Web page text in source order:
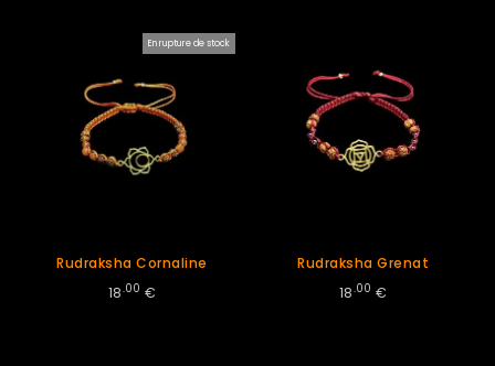
En rupture de stock
Rudraksha Cornaline
18.00 €
Rudraksha Grenat
18.00 €